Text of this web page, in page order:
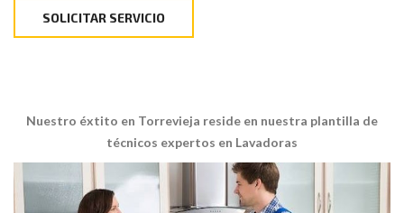
SOLICITAR SERVICIO
Nuestro éxtito en Torrevieja reside en nuestra plantilla de
técnicos expertos en Lavadoras